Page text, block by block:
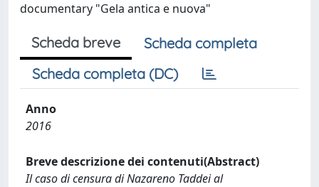
documentary "Gela antica e nuova"
Scheda breve
Scheda completa
Scheda completa (DC)
Anno
2016
Breve descrizione dei contenuti(Abstract)
Il caso di censura di Nazareno Taddei al